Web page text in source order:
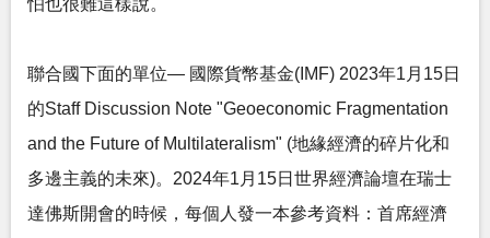
怕也很難這樣說。
聯合國下面的單位— 國際貨幣基金(IMF) 2023年1月15日
的Staff Discussion Note "Geoeconomic Fragmentation
and the Future of Multilateralism" (地緣經濟的碎片化和
多邊主義的未來)。2024年1月15日世界經濟論壇在瑞士
達佛斯開會的時候，每個人發一本參考資料：首席經濟